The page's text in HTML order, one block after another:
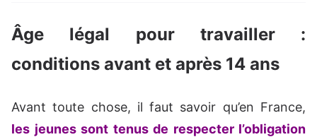
Âge légal pour travailler :
conditions avant et après 14 ans
Avant toute chose, il faut savoir qu’en France,
les jeunes sont tenus de respecter l’obligation